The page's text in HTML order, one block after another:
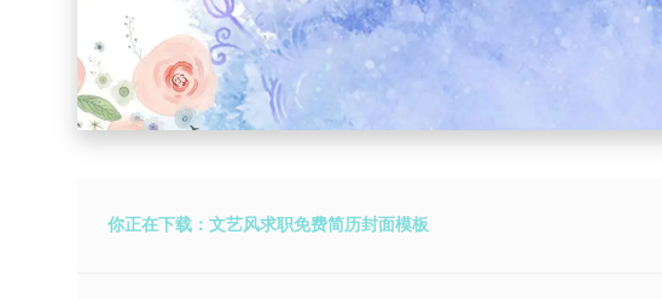
你正在下载：文艺风求职免费简历封面模板